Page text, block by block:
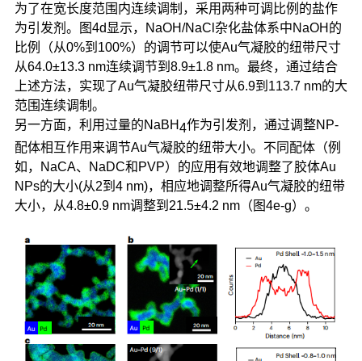
为了在宽长度范围内连续调制，采用两种可调比例的盐作
为引发剂。图4d显示，NaOH/NaCl杂化盐体系中NaOH的
比例（从0%到100%）的调节可以使Au气凝胶的纽带尺寸
从64.0±13.3 nm连续调节到8.9±1.8 nm。最终，通过结合
上述方法，实现了Au气凝胶纽带尺寸从6.9到113.7 nm的大
范围连续调制。
另一方面，利用过量的NaBH4作为引发剂，通过调整NP-
配体相互作用来调节Au气凝胶的纽带大小。不同配体（例
如，NaCA、NaDC和PVP）的应用有效地调整了胶体Au
NPs的大小(从2到4 nm)，相应地调整所得Au气凝胶的纽带
大小，从4.8±0.9 nm调整到21.5±4.2 nm（图4e-g）。